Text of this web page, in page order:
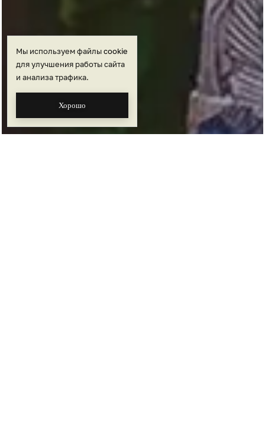
Мы используем файлыcookie
для улучшения работы сайта
и анализа трафика.
Хорошо